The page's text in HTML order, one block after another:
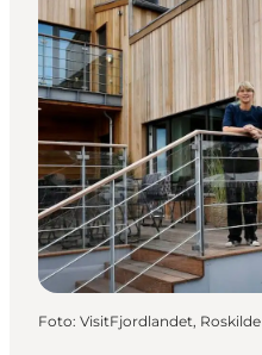
Foto: VisitFjordlandet, Roskilde